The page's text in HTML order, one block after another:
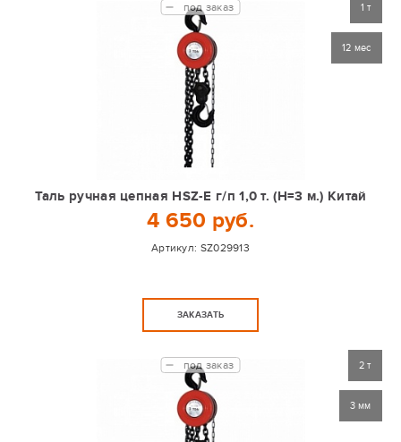
Таль ручная цепная HSZ-Е г/п 1,0 т. (Н=3 м.) Китай
4 650 руб.
Артикул: SZ029913
под заказ
ЗАКАЗАТЬ
1 т
12 мес
под заказ 2 т
3 мм